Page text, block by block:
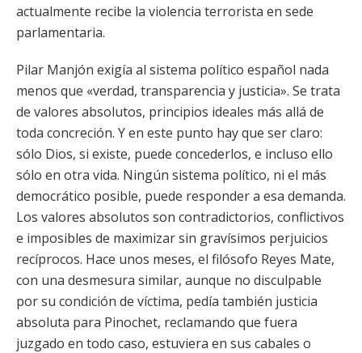
actualmente recibe la violencia terrorista en sede
parlamentaria.
Pilar Manjón exigía al sistema político español nada
menos que «verdad, transparencia y justicia». Se trata
de valores absolutos, principios ideales más allá de
toda concreción. Y en este punto hay que ser claro:
sólo Dios, si existe, puede concederlos, e incluso ello
sólo en otra vida. Ningún sistema político, ni el más
democrático posible, puede responder a esa demanda.
Los valores absolutos son contradictorios, conflictivos
e imposibles de maximizar sin gravísimos perjuicios
recíprocos. Hace unos meses, el filósofo Reyes Mate,
con una desmesura similar, aunque no disculpable
por su condición de víctima, pedía también justicia
absoluta para Pinochet, reclamando que fuera
juzgado en todo caso, estuviera en sus cabales o